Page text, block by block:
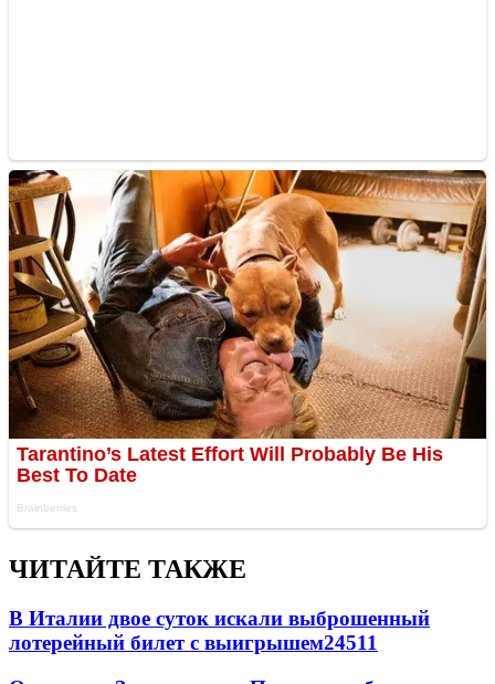
ЧИТАЙТЕ ТАКЖЕ
В Италии двое суток искали выброшенный
лотерейный билет с выигрышем24511